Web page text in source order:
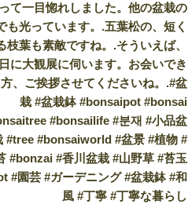
て一目惚れしました。他の盆栽の
も光っています。.五葉松の、短く
枝葉も素敵ですね。.そういえば、
に大観展に伺います。お会いでき
、ご挨拶させてくださいね。.#盆
栽 #盆栽鉢 #bonsaipot #bonsai
#bonsailife #분재 #小品盆
#tree #bonsaiworld #盆景 #植物 #
#bonzai #香川盆栽 #山野草 #苔玉
#園芸 #ガーデニング #盆栽鉢 #和
風 #丁寧 #丁寧な暮らし